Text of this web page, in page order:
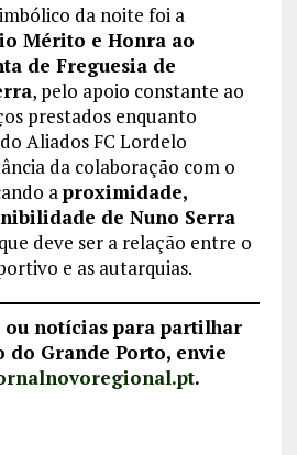
da noite foi a
Mérito e Honra ao
de Freguesia de
, pelo apoio constante ao
prestados enquanto
Aliados FC Lordelo
da colaboração com o
aproximidade,
de Nuno Serra
deve ser a relação entre o
e as autarquias.
ou notícias para partilhar
do Grande Porto, envie
.